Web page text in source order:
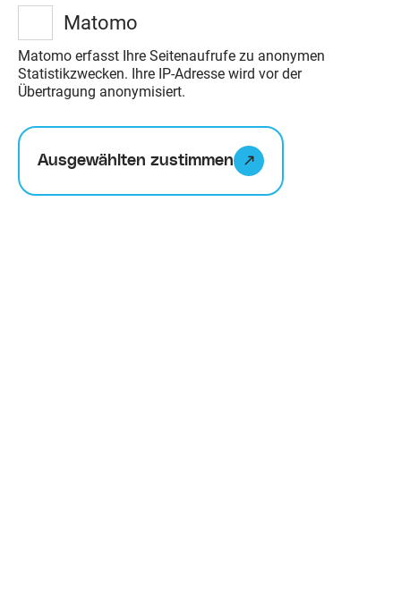
Projekte filtern
Alle
Matomo
Matomo erfasst Ihre Seitenaufrufe zu anonymen
Statistikzwecken. Ihre IP-Adresse wird vor der
Übertragung anonymisiert.
Ausgewählten zustimmen